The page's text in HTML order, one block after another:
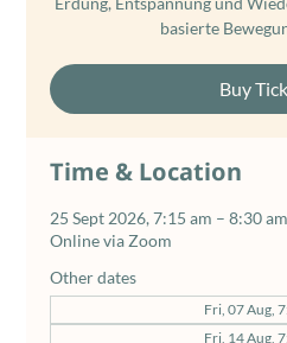
basierte
Buy
Time & Location
25 Sept 2026, 7:15 am – 8:30
Online via Zoom
Other dates
Fri, 07 Aug,
Fri, 14 Aug,